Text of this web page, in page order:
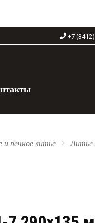
+7
и печное литье Литье